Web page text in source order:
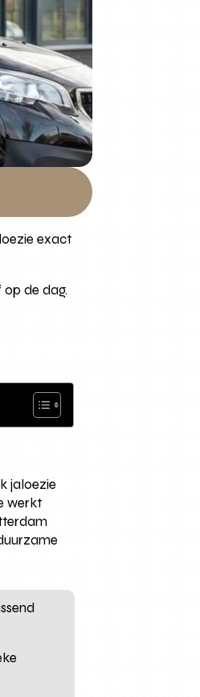
exact
de dag.
jaloezie
werkt